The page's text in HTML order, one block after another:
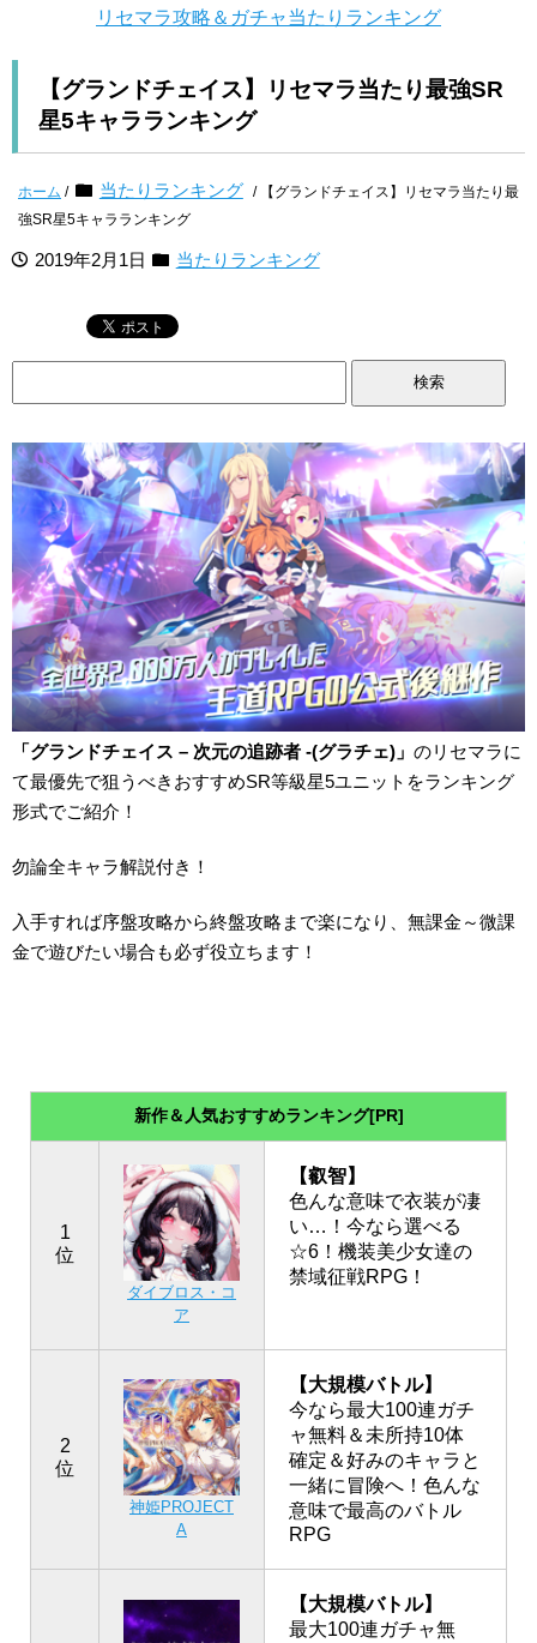
リセマラ攻略＆ガチャ当たりランキング
【グランドチェイス】リセマラ当たり最強SR
星5キャラランキング
ホーム / 当たりランキング / 【グランドチェイス】リセマラ当たり最
強SR星5キャラランキング
2019年2月1日 当たりランキング
「グランドチェイス – 次元の追跡者 -(グラチェ)」 のリセマラに
て最優先で狙うべきおすすめSR等級星5ユニットをランキング
形式でご紹介！
勿論全キャラ解説付き！
入手すれば序盤攻略から終盤攻略まで楽になり、無課金～微課
金で遊びたい場合も必ず役立ちます！
新作＆人気おすすめランキング[PR]
1
位
ダイブロス・コ
ア
【叡智】
色んな意味で衣装が凄
い…！今なら選べる
☆6！機装美少女達の
禁域征戦RPG！
2
位
神姫PROJECT
A
【大規模バトル】
今なら最大100連ガチ
ャ無料＆未所持10体
確定＆好みのキャラと
一緒に冒険へ！色んな
意味で最高のバトル
RPG
【大規模バトル】
最大100連ガチャ無